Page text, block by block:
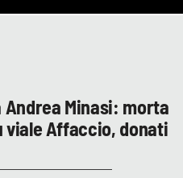
Andrea Minasi: morta
viale Affaccio, donati